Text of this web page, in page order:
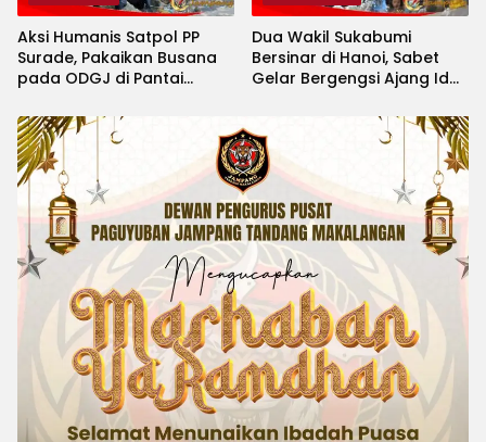
Aksi Humanis Satpol PP
Surade, Pakaikan Busana
pada ODGJ di Pantai
Dua Wakil Sukabumi
Bersinar di Hanoi, Sabet
Gelar Bergengsi Ajang Idol